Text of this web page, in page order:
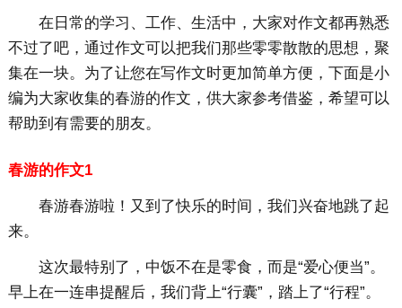
在日常的学习、工作、生活中，大家对作文都再熟悉
不过了吧，通过作文可以把我们那些零零散散的思想，聚
集在一块。为了让您在写作文时更加简单方便，下面是小
编为大家收集的春游的作文，供大家参考借鉴，希望可以
帮助到有需要的朋友。
春游的作文1
春游春游啦！又到了快乐的时间，我们兴奋地跳了起
来。
这次最特别了，中饭不在是零食，而是“爱心便当”。
早上在一连串提醒后，我们背上“行囊”，踏上了“行程”。